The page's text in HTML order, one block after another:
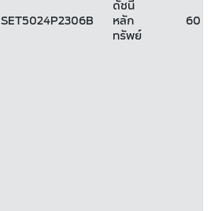
SET5024P2306B
ดัชนี
หลัก
ทรัพย์
60